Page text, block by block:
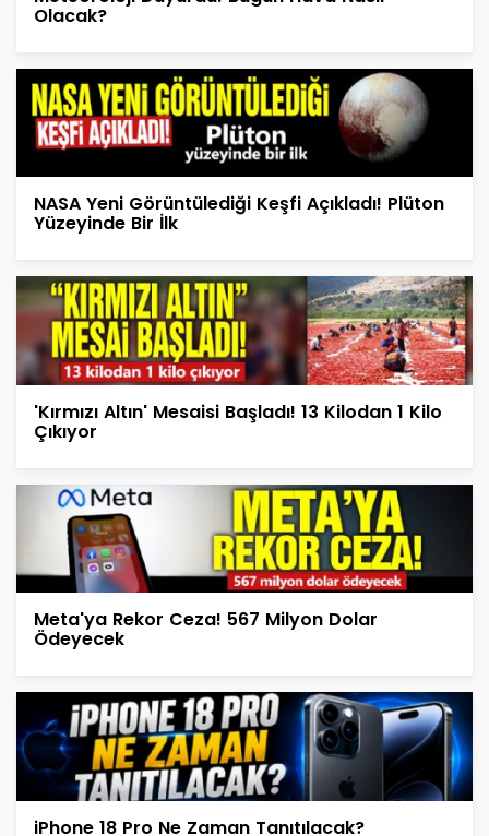
Olacak?
NASA Yeni Görüntülediği Keşfi Açıkladı! Plüton
Yüzeyinde Bir İlk
'Kırmızı Altın' Mesaisi Başladı! 13 Kilodan 1 Kilo
Çıkıyor
Meta'ya Rekor Ceza! 567 Milyon Dolar
Ödeyecek
iPhone 18 Pro Ne Zaman Tanıtılacak?